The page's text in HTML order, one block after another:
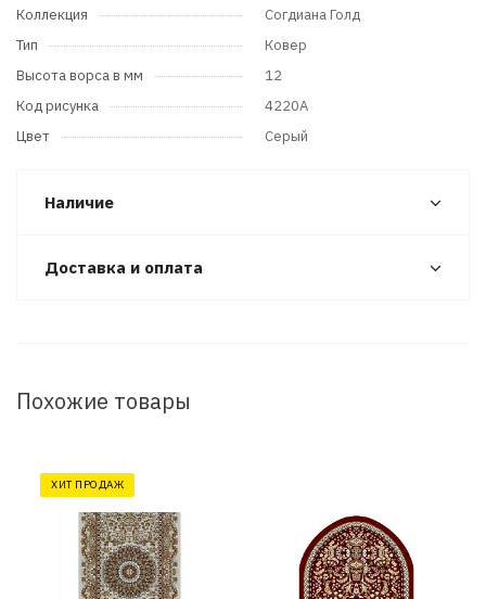
Коллекция
Согдиана Голд
Тип
Ковер
Высота ворса в мм
12
Код рисунка
4220A
Цвет
Серый
Наличие
Доставка и оплата
Похожие товары
ХИТ ПРОДАЖ